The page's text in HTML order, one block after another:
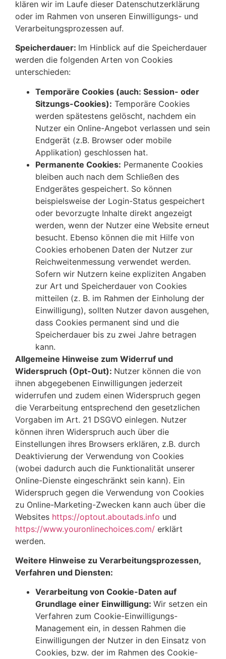
klären wir im Laufe dieser Datenschutzerklärung
oder im Rahmen von unseren Einwilligungs- und
Verarbeitungsprozessen auf.
Speicherdauer: Im Hinblick auf die Speicherdauer
werden die folgenden Arten von Cookies
unterschieden:
Temporäre Cookies (auch: Session- oder
Sitzungs-Cookies): Temporäre Cookies
werden spätestens gelöscht, nachdem ein
Nutzer ein Online-Angebot verlassen und sein
Endgerät (z.B. Browser oder mobile
Applikation) geschlossen hat.
Permanente Cookies: Permanente Cookies
bleiben auch nach dem Schließen des
Endgerätes gespeichert. So können
beispielsweise der Login-Status gespeichert
oder bevorzugte Inhalte direkt angezeigt
werden, wenn der Nutzer eine Website erneut
besucht. Ebenso können die mit Hilfe von
Cookies erhobenen Daten der Nutzer zur
Reichweitenmessung verwendet werden.
Sofern wir Nutzern keine expliziten Angaben
zur Art und Speicherdauer von Cookies
mitteilen (z. B. im Rahmen der Einholung der
Einwilligung), sollten Nutzer davon ausgehen,
dass Cookies permanent sind und die
Speicherdauer bis zu zwei Jahre betragen
kann.
Allgemeine Hinweise zum Widerruf und
Widerspruch (Opt-Out): Nutzer können die von
ihnen abgegebenen Einwilligungen jederzeit
widerrufen und zudem einen Widerspruch gegen
die Verarbeitung entsprechend den gesetzlichen
Vorgaben im Art. 21 DSGVO einlegen. Nutzer
können ihren Widerspruch auch über die
Einstellungen ihres Browsers erklären, z.B. durch
Deaktivierung der Verwendung von Cookies
(wobei dadurch auch die Funktionalität unserer
Online-Dienste eingeschränkt sein kann). Ein
Widerspruch gegen die Verwendung von Cookies
zu Online-Marketing-Zwecken kann auch über die
Websites https://optout.aboutads.info und
https://www.youronlinechoices.com/ erklärt
werden.
Weitere Hinweise zu Verarbeitungsprozessen,
Verfahren und Diensten:
Verarbeitung von Cookie-Daten auf
Grundlage einer Einwilligung: Wir setzen ein
Verfahren zum Cookie-Einwilligungs-
Management ein, in dessen Rahmen die
Einwilligungen der Nutzer in den Einsatz von
Cookies, bzw. der im Rahmen des Cookie-